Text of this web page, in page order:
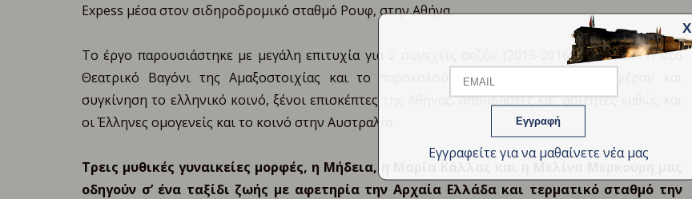
X
Name
Εγγραφείτε για να μαθαίνετε νέα μας
Expess μέσα στον σιδηροδρομικό σταθμό Ρουφ, στην Αθήνα.
Το έργο παρουσιάστηκε με μεγάλη επιτυχία για 2 συνεχείς σεζόν (2015-2016 & 2016-2017) στο
Θεατρικό Βαγόνι της Αμαξοστοιχίας και το παρακολούθησαν με τεράστιο ενδιαφέρον και
συγκίνηση το ελληνικό κοινό, ξένοι επισκέπτες της Αθήνας, σπουδαστές και φοιτητές καθώς και
οι Έλληνες ομογενείς και το κοινό στην Αυστραλία.
Τρεις μυθικές γυναικείες μορφές, η Μήδεια, η Μαρία Κάλλας και η Μελίνα Μερκούρη μας
οδηγούν σ’ ένα ταξίδι ζωής με αφετηρία την Αρχαία Ελλάδα και τερματικό σταθμό την